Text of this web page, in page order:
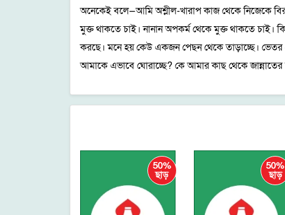
অনেকেই বলে—আমি অশ্লীল-খারাপ কাজ থেকে নিজেকে
মুক্ত থাকতে চাই। নানান অপকর্ম থেকে মুক্ত থাকতে
করছে। মনে হয় কেউ একজন পেছন থেকে তাড়াচ্ছে। ভেতর
আমাকে এভাবে ঘোরাচ্ছে? কে আমার কাছ থেকে জান্নাতের
50%
ছাড়
50%
ছাড়